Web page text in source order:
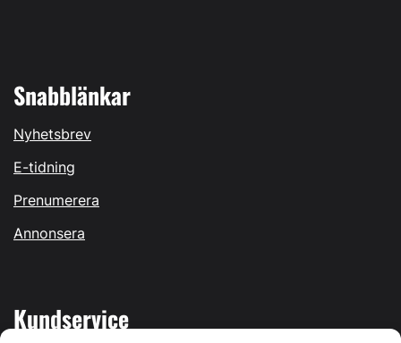
Snabblänkar
Nyhetsbrev
E-tidning
Prenumerera
Annonsera
Kundservice